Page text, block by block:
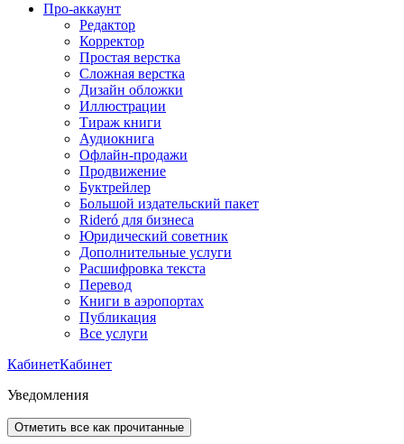
Про-аккаунт
Редактор
Корректор
Простая верстка
Сложная верстка
Дизайн обложки
Иллюстрации
Тираж книги
Аудиокнига
Офлайн-продажи
Продвижение
Буктрейлер
Большой издательский пакет
Rideró для бизнеса
Юридический советник
Дополнительные услуги
Расшифровка текста
Перевод
Книги в аэропортах
Публикация
Все услуги
КабинетКабинет
Уведомления
Отметить все как прочитанные